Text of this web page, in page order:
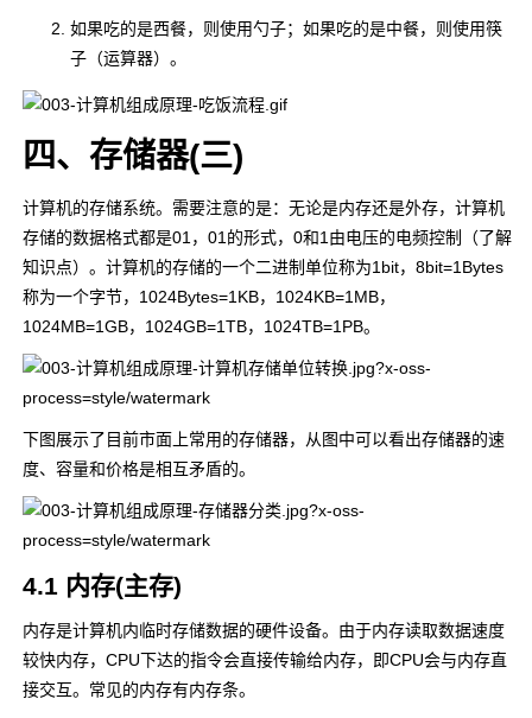
如果吃的是西餐，则使用勺子；如果吃的是中餐，则使用筷
子（运算器）。
四、存储器(三)
计算机的存储系统。需要注意的是：无论是内存还是外存，计算机
存储的数据格式都是01，01的形式，0和1由电压的电频控制（了解
知识点）。计算机的存储的一个二进制单位称为1bit，8bit=1Bytes
称为一个字节，1024Bytes=1KB，1024KB=1MB，
1024MB=1GB，1024GB=1TB，1024TB=1PB。
下图展示了目前市面上常用的存储器，从图中可以看出存储器的速
度、容量和价格是相互矛盾的。
4.1 内存(主存)
内存是计算机内临时存储数据的硬件设备。由于内存读取数据速度
较快内存，CPU下达的指令会直接传输给内存，即CPU会与内存直
接交互。常见的内存有内存条。